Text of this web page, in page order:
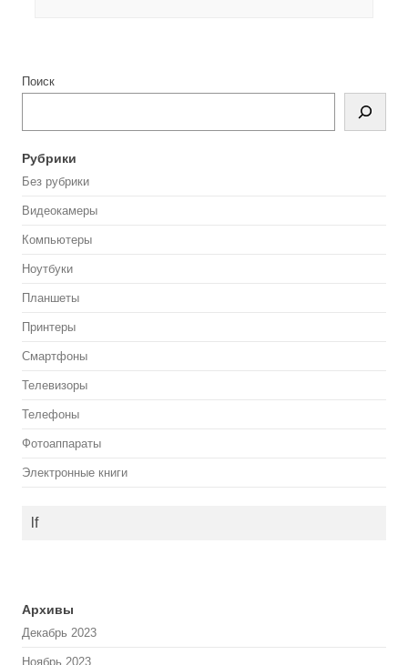
Поиск
Рубрики
Без рубрики
Видеокамеры
Компьютеры
Ноутбуки
Планшеты
Принтеры
Смартфоны
Телевизоры
Телефоны
Фотоаппараты
Электронные книги
lf
Архивы
Декабрь 2023
Ноябрь 2023